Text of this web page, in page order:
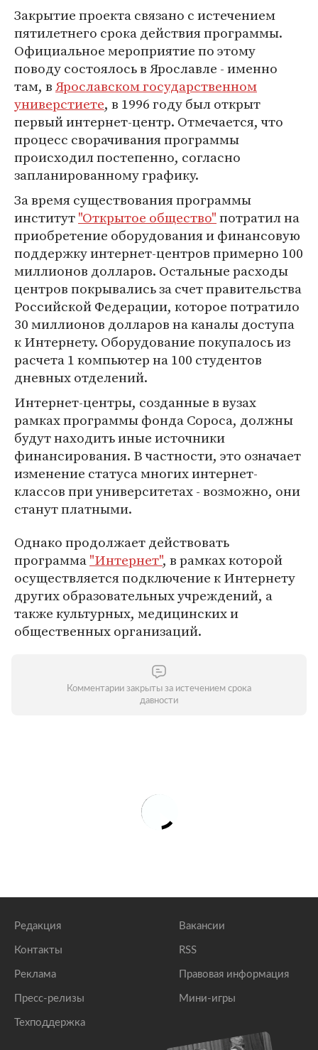
Закрытие проекта связано с истечением
пятилетнего срока действия программы.
Официальное мероприятие по этому
поводу состоялось в Ярославле - именно
там, вЯрославском государственном
универстиете, в 1996 году был открыт
первый интернет-центр. Отмечается, что
процесс сворачивания программы
происходил постепенно, согласно
запланированному графику.
За время существования программы
институт"Открытое общество"потратил на
приобретение оборудования и финансовую
поддержку интернет-центров примерно 100
миллионов долларов. Остальные расходы
центров покрывались за счет правительства
Российской Федерации, которое потратило
30 миллионов долларов на каналы доступа
к Интернету. Оборудование покупалось из
расчета 1 компьютер на 100 студентов
дневных отделений.
Интернет-центры, созданные в вузах
рамках программы фонда Сороса, должны
будут находить иные источники
финансирования. В частности, это означает
изменение статуса многих интернет-
классов при университетах - возможно, они
станут платными.
Однако продолжает действовать
программа"Интернет", в рамках которой
осуществляется подключение к Интернету
других образовательных учреждений, а
также культурных, медицинских и
общественных организаций.
Комментарии закрыты за истечением срока
давности
Редакция
Контакты
Реклама
Пресс-релизы
Техподдержка
Вакансии
RSS
Правовая информация
Мини-игры